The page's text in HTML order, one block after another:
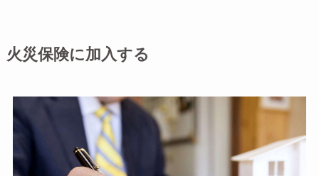
火災保険に加入する